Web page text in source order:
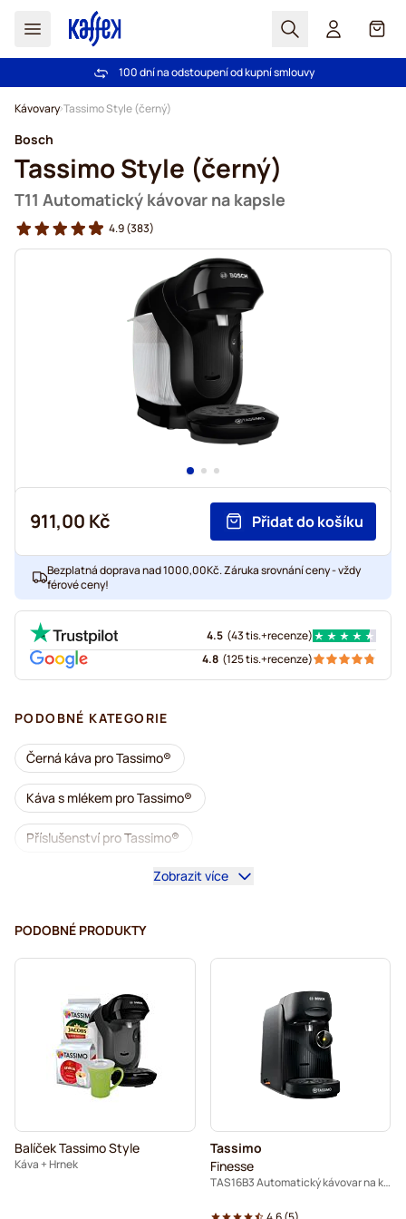
Hledat Košík
Bezplatná doprava nad 1000,00Kč
100 dní na odstoupení od kupní smlouvy
Kávovary Tassimo Style (černý)
Bosch
Tassimo Style (černý)
T11 Automatický kávovar na kapsle
4.9(383)
911,00 Kč Přidat do košíku
Bezplatná doprava nad 1000,00Kč. Záruka srovnání ceny - vždy
férové ceny!
4.5 (43 tis.+recenze)
4.8 (125 tis.+recenze)
PODOBNÉ KATEGORIE
Černá káva pro Tassimo®
Káva s mlékem pro Tassimo®
Příslušenství pro Tassimo®
Káva bez kofeinu pro Tassimo
Odvápnění a údržba pro Tassimo
L'OR kávové kapsle pro Tassimo
Jacobs kávové kapsle pro Tassimo
Kapsle pro Tassimo® Friele kávové kapsle pro Tassimo
Kávovary pro Tassimo® Kávovary na kapsle Tassimo
Zobrazit více
PODOBNÉ PRODUKTY
Balíček Tassimo Style
Káva + Hrnek
Tassimo
Finesse
TAS16B3 Automatický kávovar na kapsle